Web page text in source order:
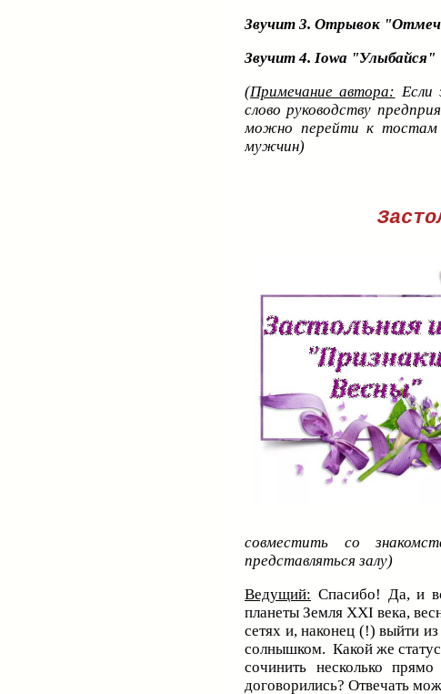
Звучит 3. Отрывок
Звучит 4. Iowa "Улыбайся"
(Примечание автора: Если
слово руководству
можно перейти к тостам
мужчин)
совместить со
представляться залу)
Ведущий: Спасибо! Да, и
планеты Земля XXI века,
сетях и, наконец (!) выйти
солнышком. Какой же
сочинить несколько
договорились? Отвечать